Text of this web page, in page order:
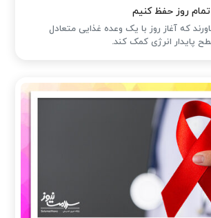
تمام روز حفظ کنیم
که آغاز روز با یک وعده غذایی متعادل
پایدار انرژی کمک کند.